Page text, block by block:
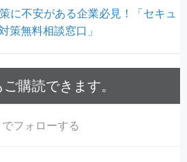
に不安がある企業必見！「セキュ
策無料相談窓口」
購読できます。
でフォローする